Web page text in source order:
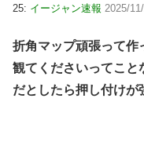
25: イージャン速報 2025/
折角マップ頑張って作
観てくださいってこと
だとしたら押し付けが